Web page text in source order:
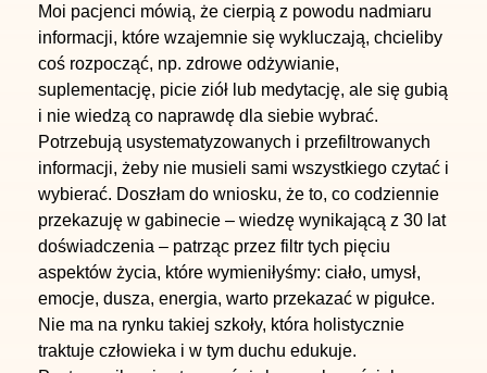
Moi pacjenci mówią, że cierpią z powodu nadmiaru
informacji, które wzajemnie się wykluczają, chcieliby
coś rozpocząć, np. zdrowe odżywianie,
suplementację, picie ziół lub medytację, ale się gubią
i nie wiedzą co naprawdę dla siebie wybrać.
Potrzebują usystematyzowanych i przefiltrowanych
informacji, żeby nie musieli sami wszystkiego czytać i
wybierać. Doszłam do wniosku, że to, co codziennie
przekazuję w gabinecie – wiedzę wynikającą z 30 lat
doświadczenia – patrząc przez filtr tych pięciu
aspektów życia, które wymieniłyśmy: ciało, umysł,
emocje, dusza, energia, warto przekazać w pigułce.
Nie ma na rynku takiej szkoły, która holistycznie
traktuje człowieka i w tym duchu edukuje.